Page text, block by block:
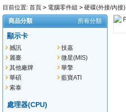
目前位置: 首頁 > 電腦零件組 > 硬碟(外接/內接)
商品分類
所有分類
顯示卡
撼訊
技嘉
麗臺
微星(MIS)
其他廠牌
華擎
華碩
藍寶ATI
索泰
處理器(CPU)